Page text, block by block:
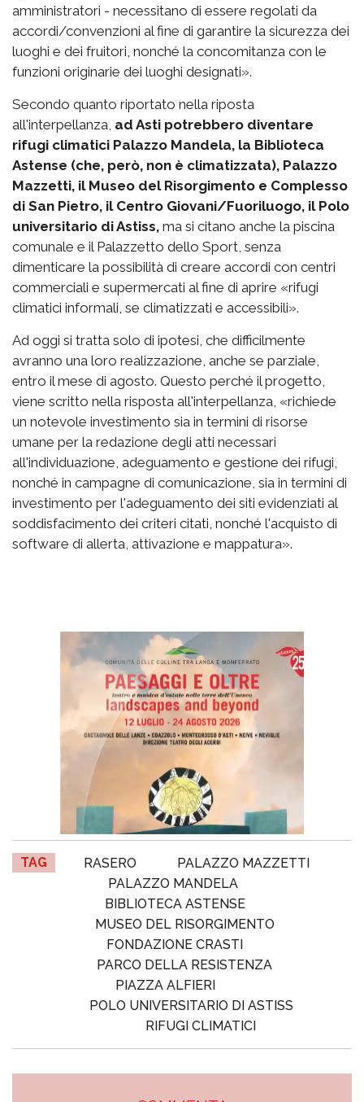
amministratori - necessitano di essere regolati da
accordi/convenzioni al fine di garantire la sicurezza dei
luoghi e dei fruitori, nonché la concomitanza con le
funzioni originarie dei luoghi designati».
Secondo quanto riportato nella riposta
all'interpellanza, ad Asti potrebbero diventare
rifugi climatici Palazzo Mandela, la Biblioteca
Astense (che, però, non è climatizzata), Palazzo
Mazzetti, il Museo del Risorgimento e Complesso
di San Pietro, il Centro Giovani/Fuoriluogo, il Polo
universitario di Astiss, ma si citano anche la piscina
comunale e il Palazzetto dello Sport, senza
dimenticare la possibilità di creare accordi con centri
commerciali e supermercati al fine di aprire «rifugi
climatici informali, se climatizzati e accessibili».
Ad oggi si tratta solo di ipotesi, che difficilmente
avranno una loro realizzazione, anche se parziale,
entro il mese di agosto. Questo perché il progetto,
viene scritto nella risposta all'interpellanza, «richiede
un notevole investimento sia in termini di risorse
umane per la redazione degli atti necessari
all'individuazione, adeguamento e gestione dei rifugi,
nonché in campagne di comunicazione, sia in termini di
investimento per l'adeguamento dei siti evidenziati al
soddisfacimento dei criteri citati, nonché l'acquisto di
software di allerta, attivazione e mappatura».
TAG RASERO
PALAZZO MAZZETTI
PALAZZO MANDELA
BIBLIOTECA ASTENSE
MUSEO DEL RISORGIMENTO
FONDAZIONE CRASTI
PARCO DELLA RESISTENZA
PIAZZA ALFIERI
POLO UNIVERSITARIO DI ASTISS
RIFUGI CLIMATICI